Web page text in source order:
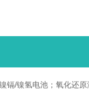
镉/镍氢电池；氧化还